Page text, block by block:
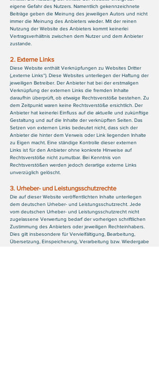
eigene Gefahr des Nutzers. Namentlich gekennzeichnete
Beiträge geben die Meinung des jeweiligen Autors und nicht
immer die Meinung des Anbieters wieder. Mit der reinen
Nutzung der Website des Anbieters kommt keinerlei
Vertragsverhältnis zwischen dem Nutzer und dem Anbieter
zustande.
2. Externe Links
Diese Website enthält Verknüpfungen zu Websites Dritter
(„externe Links“). Diese Websites unterliegen der Haftung der
jeweiligen Betreiber. Der Anbieter hat bei der erstmaligen
Verknüpfung der externen Links die fremden Inhalte
daraufhin überprüft, ob etwaige Rechtsverstöße bestehen. Zu
dem Zeitpunkt waren keine Rechtsverstöße ersichtlich. Der
Anbieter hat keinerlei Einfluss auf die aktuelle und zukünftige
Gestaltung und auf die Inhalte der verknüpften Seiten. Das
Setzen von externen Links bedeutet nicht, dass sich der
Anbieter die hinter dem Verweis oder Link liegenden Inhalte
zu Eigen macht. Eine ständige Kontrolle dieser externen
Links ist für den Anbieter ohne konkrete Hinweise auf
Rechtsverstöße nicht zumutbar. Bei Kenntnis von
Rechtsverstößen werden jedoch derartige externe Links
unverzüglich gelöscht.
3. Urheber- und Leistungsschutzrechte
Die auf dieser Website veröffentlichten Inhalte unterliegen
dem deutschen Urheber- und Leistungsschutzrecht. Jede
vom deutschen Urheber- und Leistungsschutzrecht nicht
zugelassene Verwertung bedarf der vorherigen schriftlichen
Zustimmung des Anbieters oder jeweiligen Rechteinhabers.
Dies gilt insbesondere für Vervielfältigung, Bearbeitung,
Übersetzung, Einspeicherung, Verarbeitung bzw. Wiedergabe